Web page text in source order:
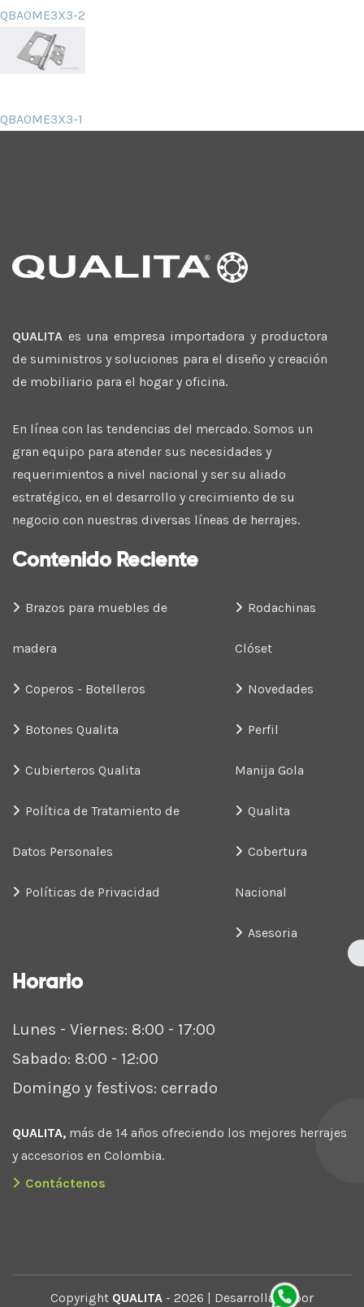
QBAOME3X3-2
QBAOME3X3-1
QUALITA es una empresa importadora y productora
de suministros y soluciones para el diseño y creación
de mobiliario para el hogar y oficina.
En línea con las tendencias del mercado. Somos un
gran equipo para atender sus necesidades y
requerimientos a nivel nacional y ser su aliado
estratégico, en el desarrollo y crecimiento de su
negocio con nuestras diversas líneas de herrajes.
Contenido Reciente
Brazos para muebles de
madera
Coperos - Botelleros
Botones Qualita
Cubierteros Qualita
Política de Tratamiento de
Datos Personales
Políticas de Privacidad
Rodachinas
Clóset
Novedades
Perfil
Manija Gola
Qualita
Cobertura
Nacional
Asesoria
Horario
Lunes - Viernes: 8:00 - 17:00
Sabado: 8:00 - 12:00
Domingo y festivos: cerrado
QUALITA, más de 14 años ofreciendo los mejores herrajes
y accesorios en Colombia.
Contáctenos
Copyright QUALITA - 2026 | Desarrollado por